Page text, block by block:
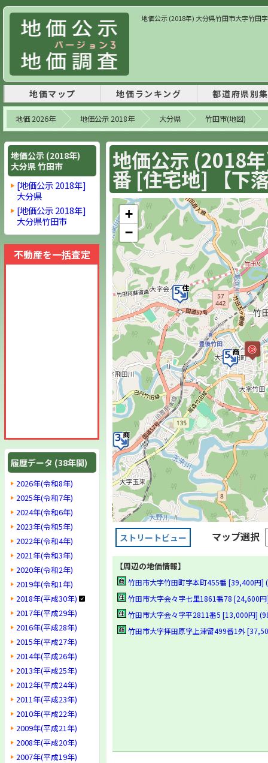
地価公示 (2018年) 大分県竹田市大字竹田
地価マップ 地価ランキング 都道府県別
地価 2026年 地価公示 2018年 大分県 竹田市(地図)
地価公示 (2018
番 [住宅地] 【下
+
−
ストリートビュー マップ選択
【周辺の地価情報】
竹田市大字竹田町字本町455番 [39,400円]
竹田市大字会々字七里1861番78 [24,600
竹田市大字会々字平2811番5 [13,000円]
竹田市大字拝田原字上津留499番1外
地価公示 (2018年)
大分県 竹田市
[地価公示 2018年]
大分県
[地価公示 2018年]
大分県竹田市
不動産を一括査定
履歴データ (38年間)
2026年(令和8年)
2025年(令和7年)
2024年(令和6年)
2023年(令和5年)
2022年(令和4年)
2021年(令和3年)
2020年(令和2年)
2019年(令和1年)
2018年(平成30年)
2017年(平成29年)
2016年(平成28年)
2015年(平成27年)
2014年(平成26年)
2013年(平成25年)
2012年(平成24年)
2011年(平成23年)
2010年(平成22年)
2009年(平成21年)
2008年(平成20年)
2007年(平成19年)